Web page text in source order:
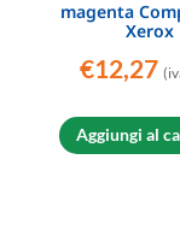
magenta
Xerox
€12,27
Aggiungi al